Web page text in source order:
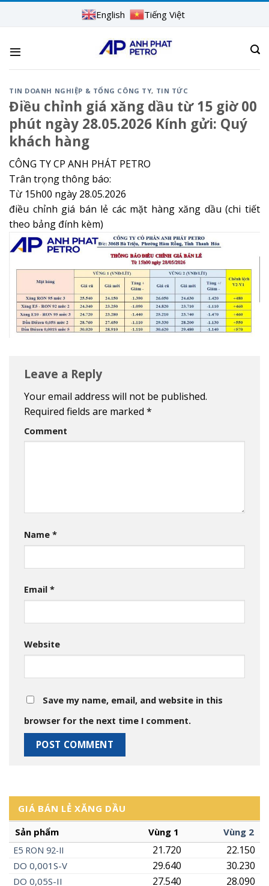
English Tiếng Việt
GIÁ BÁN LẺ XĂNG DẦU
Sản phẩm
Vùng 1 Vùng 2
E5 RON 92-II 22.150
21.720
DO 0,001S-V 30.230
29.640
DO 0,05S-II 28.090
27.540
TIN DOANH NGHIỆP & TỔNG CÔNG TY, TIN TỨC
Điều chỉnh giá xăng dầu từ 15 giờ 00
phút ngày 28.05.2026 Kính gửi: Quý
khách hàng
CÔNG TY CP ANH PHÁT PETRO
Trân trọng thông báo:
Từ 15h00 ngày 28.05.2026
điều chỉnh giá bán lẻ các mặt hàng xăng dầu (chi tiết
theo bảng đính kèm)
Leave a Reply
Your email address will not be published.
Required fields are marked *
Comment
Name *
Email *
Website
Save my name, email, and website in this
browser for the next time I comment.